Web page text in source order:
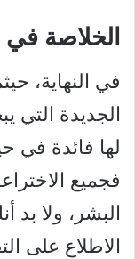
الخلاصة في
في النهاية،
الجديدة التي
لها فائدة في
فجميع
البشر، ولا بد
الاطلاع على